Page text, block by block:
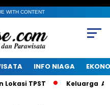
WITH CONTENT
INFO NIAGA
TPST Keluarga Alm